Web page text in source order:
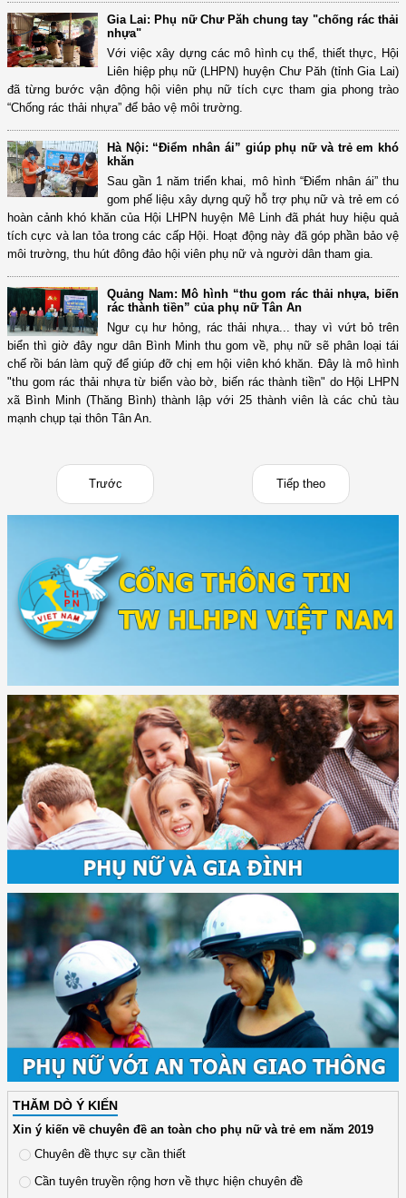
Gia Lai: Phụ nữ Chư Păh chung tay "chống rác thải
nhựa"
Với việc xây dựng các mô hình cụ thể, thiết thực, Hội
Liên hiệp phụ nữ (LHPN) huyện Chư Păh (tỉnh Gia Lai)
đã từng bước vận động hội viên phụ nữ tích cực tham gia phong trào
“Chống rác thải nhựa” để bảo vệ môi trường.
Hà Nội: “Điểm nhân ái” giúp phụ nữ và trẻ em khó
khăn
Sau gần 1 năm triển khai, mô hình “Điểm nhân ái” thu
gom phế liệu xây dựng quỹ hỗ trợ phụ nữ và trẻ em có
hoàn cảnh khó khăn của Hội LHPN huyện Mê Linh đã phát huy hiệu quả
tích cực và lan tỏa trong các cấp Hội. Hoạt động này đã góp phần bảo vệ
môi trường, thu hút đông đảo hội viên phụ nữ và người dân tham gia.
Quảng Nam: Mô hình “thu gom rác thải nhựa, biến
rác thành tiền” của phụ nữ Tân An
Ngư cụ hư hỏng, rác thải nhựa... thay vì vứt bỏ trên
biển thì giờ đây ngư dân Bình Minh thu gom về, phụ nữ sẽ phân loại tái
chế rồi bán làm quỹ để giúp đỡ chị em hội viên khó khăn. Đây là mô hình
"thu gom rác thải nhựa từ biển vào bờ, biến rác thành tiền" do Hội LHPN
xã Bình Minh (Thăng Bình) thành lập với 25 thành viên là các chủ tàu
mạnh chụp tại thôn Tân An.
Trước Tiếp theo
THĂM DÒ Ý KIẾN
Xin ý kiến về chuyên đề an toàn cho phụ nữ và trẻ em năm 2019
Chuyên đề thực sự cần thiết
Cần tuyên truyền rộng hơn về thực hiện chuyên đề